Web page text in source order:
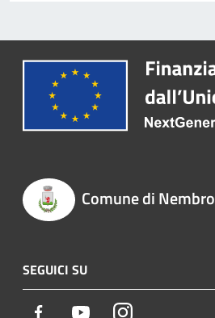
Comune di Nembro
SEGUICI SU
Facebook YoutubeInstagram